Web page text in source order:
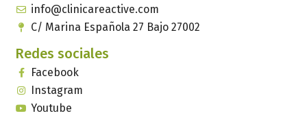
info@clinicareactive.com
C/ Marina Española 27 Bajo 27002
Redes sociales
Facebook
Instagram
Youtube